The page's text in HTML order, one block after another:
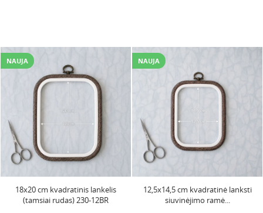
NAUJA
18x20 cm kvadratinis lankelis
(tamsiai rudas) 230-12BR
NAUJA
12,5x14,5 cm kvadratinė lanksti
siuvinėjimo ramė...